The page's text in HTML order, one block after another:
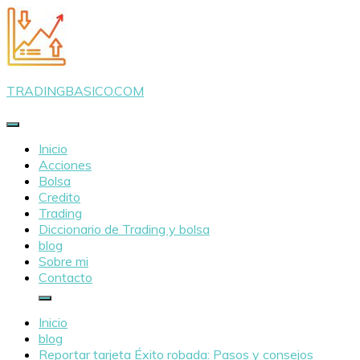
Saltar
al
contenido
TRADINGBASICO.COM
Inicio
Acciones
Bolsa
Credito
Trading
Diccionario de Trading y bolsa
blog
Sobre mi
Contacto
Inicio
blog
Reportar tarjeta Éxito robada: Pasos y consejos